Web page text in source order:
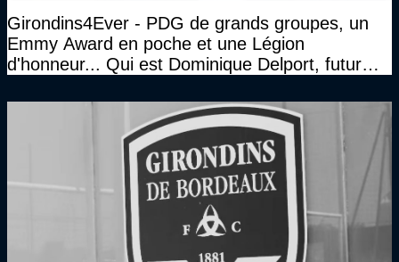
Girondins4Ever - PDG de grands groupes, un
Emmy Award en poche et une Légion
d'honneur... Qui est Dominique Delport, futur